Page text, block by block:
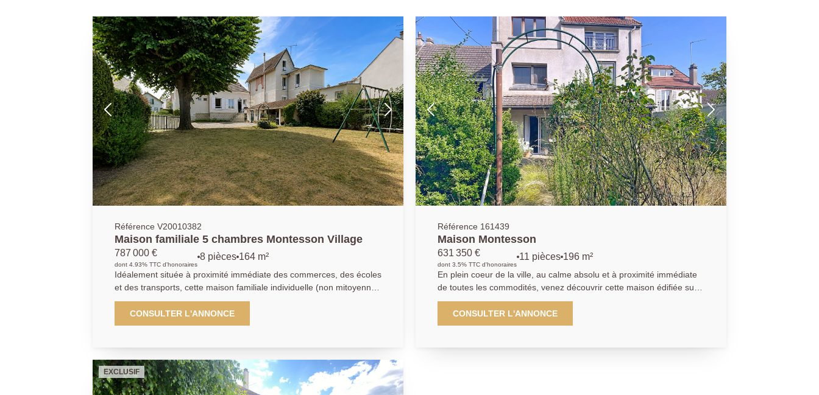
Référence V20010382
Maison familiale 5 chambres Montesson Village
787 000 €
dont 4.93% TTC d'honoraires
8 pièces 164 m²
Idéalement située à proximité immédiate des commerces, des écoles
et des transports, cette maison familiale individuelle (non mitoyenne)
vous séduira par ses beaux volumes, sa fonctionnalité et son fort
potentiel. Édifiée sur une parcelle de 743 m², elle offre au rez-de-
chaussée une entrée, un séjour lumineux de 31,69 m², une salle à
bureau (ou dressing), un cellier ainsi que des toilettes
indépendantes. À l'étage, le palier dessert 3 grandes chambres, une
salle de bains avec WC, une salle d'eau avec WC et de nombreux
CONSULTER L'ANNONCE
Référence 161439
Maison Montesson
631 350 €
dont 3.5% TTC d'honoraires
11 pièces 196 m²
En plein coeur de la ville, au calme absolu et à proximité immédiate
de toutes les commodités, venez découvrir cette maison édifiée sur
une parcelle de 328 m², développant 196 m² habitables et 212m² de
surface au sol. Elle dispose également d'un garage de 19,5 m²,
d'une cave voûtée de 29 m², d'un atelier et d'une seconde cave.
CONSULTER L'ANNONCE
EXCLUSIF